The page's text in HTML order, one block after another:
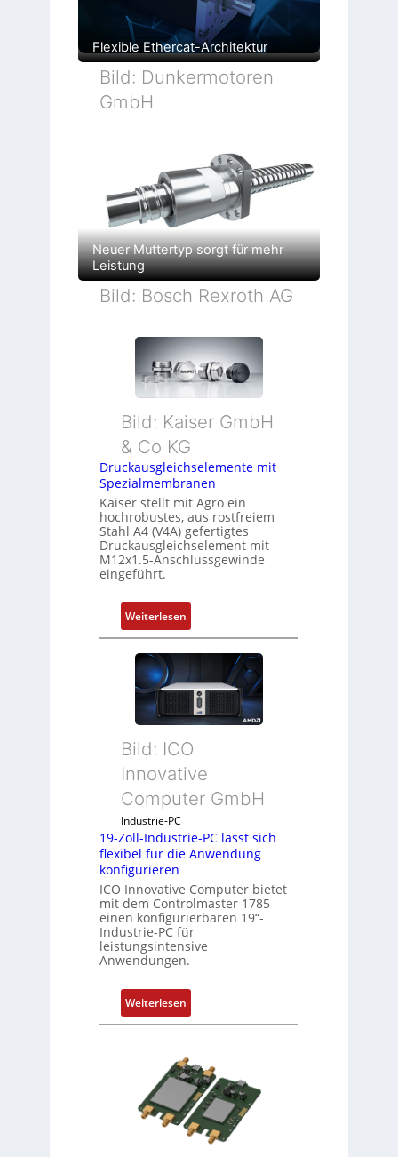
Flexible Ethercat-Architektur
Bild: Dunkermotoren
GmbH
Neuer Muttertyp sorgt für mehr
Leistung
Bild: Bosch Rexroth AG
Bild: Kaiser GmbH
& Co KG
Druckausgleichselemente mit
Spezialmembranen
Kaiser stellt mit Agro ein
hochrobustes, aus rostfreiem
Stahl A4 (V4A) gefertigtes
Druckausgleichselement mit
M12x1.5-Anschlussgewinde
eingeführt.
Weiterlesen:
D
r
u
c
a
u
s
g
l
i
c
s
e
l
e
m
e
n
t
m
i
t
S
p
Bild: ICO
Innovative
Computer GmbH
Industrie-PC
19-Zoll-Industrie-PC lässt sich
flexibel für die Anwendung
konfigurieren
ICO Innovative Computer bietet
mit dem Controlmaster 1785
einen konfigurierbaren 19“-
Industrie-PC für
leistungsintensive
Anwendungen.
Weiterlesen:
1
-
Z
o
l
l